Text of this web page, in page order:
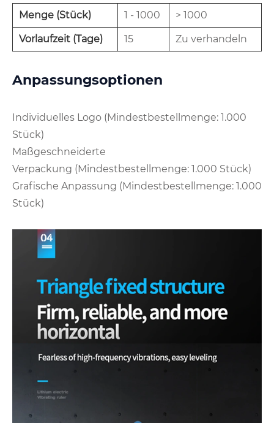
Menge (Stück) 1 - 1000 > 1000
Vorlaufzeit (Tage) 15 Zu verhandeln
Anpassungsoptionen
Individuelles Logo (Mindestbestellmenge: 1.000
Stück)
Maßgeschneiderte
Verpackung (Mindestbestellmenge: 1.000 Stück)
Grafische Anpassung (Mindestbestellmenge: 1.000
Stück)